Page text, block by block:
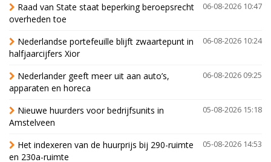
06-08-2026 10:47
Raad van State staat beperking beroepsrecht
overheden toe
06-08-2026 10:24
Nederlandse portefeuille blijft zwaartepunt in
halfjaarcijfers Xior
06-08-2026 09:25
Nederlander geeft meer uit aan auto’s,
apparaten en horeca
05-08-2026 15:18
Nieuwe huurders voor bedrijfsunits in
Amstelveen
05-08-2026 14:53
Het indexeren van de huurprijs bij 290-ruimte
en 230a-ruimte